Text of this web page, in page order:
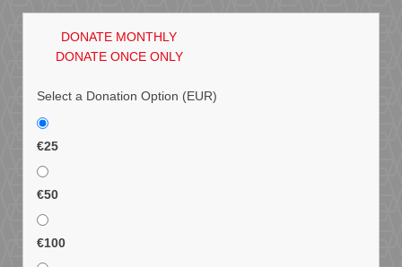
DONATE MONTHLY
DONATE ONCE ONLY
Select a Donation Option (EUR)
€25
€50
€100